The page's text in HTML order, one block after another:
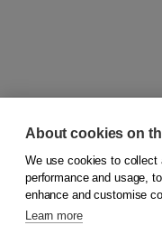
© 2026Koninklijke Boom
About cookies on
We use cookies to collect
performance and usage,
enhance and customise
Learn more